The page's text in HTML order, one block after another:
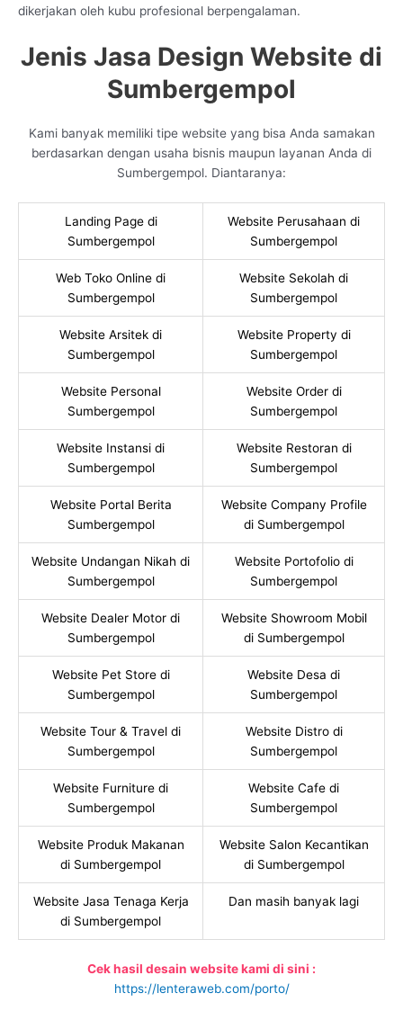
dikerjakan oleh kubu profesional berpengalaman.
Jenis Jasa Design Website di
Sumbergempol
Kami banyak memiliki tipe website yang bisa Anda samakan
berdasarkan dengan usaha bisnis maupun layanan Anda di
Sumbergempol. Diantaranya:
Landing Page di
Sumbergempol
Website Perusahaan di
Sumbergempol
Web Toko Online di
Sumbergempol
Website Sekolah di
Sumbergempol
Website Arsitek di
Sumbergempol
Website Property di
Sumbergempol
Website Personal
Sumbergempol
Website Order di
Sumbergempol
Website Instansi di
Sumbergempol
Website Restoran di
Sumbergempol
Website Portal Berita
Sumbergempol
Website Company Profile
di Sumbergempol
Website Undangan Nikah di
Sumbergempol
Website Portofolio di
Sumbergempol
Website Dealer Motor di
Sumbergempol
Website Showroom Mobil
di Sumbergempol
Website Pet Store di
Sumbergempol
Website Desa di
Sumbergempol
Website Tour & Travel di
Sumbergempol
Website Distro di
Sumbergempol
Website Furniture di
Sumbergempol
Website Cafe di
Sumbergempol
Website Produk Makanan
di Sumbergempol
Website Salon Kecantikan
di Sumbergempol
Website Jasa Tenaga Kerja
di Sumbergempol
Dan masih banyak lagi
Cek hasil desain website kami di sini :
https://lenteraweb.com/porto/